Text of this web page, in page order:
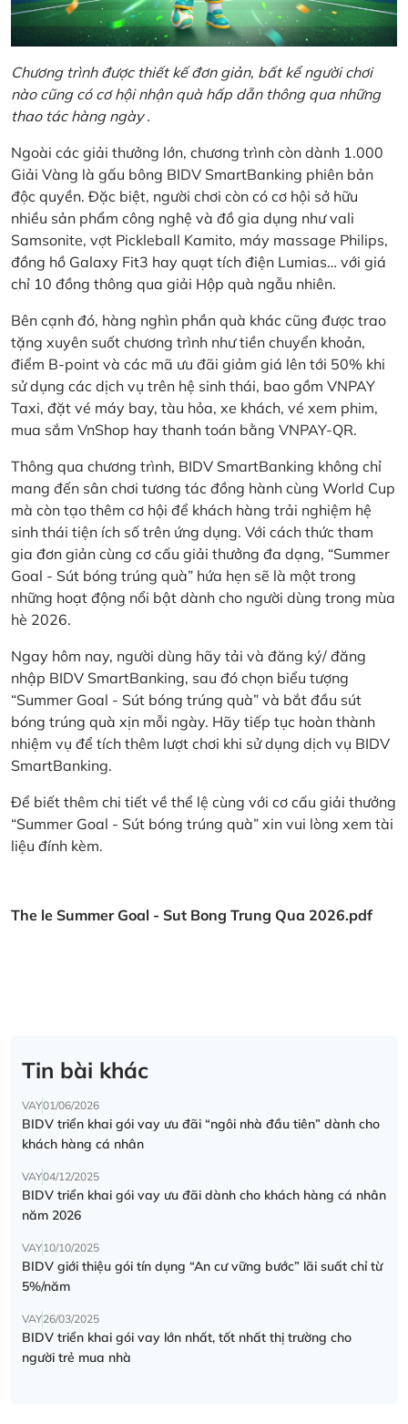
Chương trình được thiết kế đơn giản, bất kể người chơi
nào cũng có cơ hội nhận quà hấp dẫn thông qua những
thao tác hàng ngày .
Ngoài các giải thưởng lớn, chương trình còn dành 1.000
Giải Vàng là gấu bông BIDV SmartBanking phiên bản
độc quyền. Đặc biệt, người chơi còn có cơ hội sở hữu
nhiều sản phẩm công nghệ và đồ gia dụng như vali
Samsonite, vợt Pickleball Kamito, máy massage Philips,
đồng hồ Galaxy Fit3 hay quạt tích điện Lumias… với giá
chỉ 10 đồng thông qua giải Hộp quà ngẫu nhiên.
Bên cạnh đó, hàng nghìn phần quà khác cũng được trao
tặng xuyên suốt chương trình như tiền chuyển khoản,
điểm B-point và các mã ưu đãi giảm giá lên tới 50% khi
sử dụng các dịch vụ trên hệ sinh thái, bao gồm VNPAY
Taxi, đặt vé máy bay, tàu hỏa, xe khách, vé xem phim,
mua sắm VnShop hay thanh toán bằng VNPAY-QR.
Thông qua chương trình, BIDV SmartBanking không chỉ
mang đến sân chơi tương tác đồng hành cùng World Cup
mà còn tạo thêm cơ hội để khách hàng trải nghiệm hệ
sinh thái tiện ích số trên ứng dụng. Với cách thức tham
gia đơn giản cùng cơ cấu giải thưởng đa dạng, “Summer
Goal - Sút bóng trúng quà” hứa hẹn sẽ là một trong
những hoạt động nổi bật dành cho người dùng trong mùa
hè 2026.
Ngay hôm nay, người dùng hãy tải và đăng ký/ đăng
nhập BIDV SmartBanking, sau đó chọn biểu tượng
“Summer Goal - Sút bóng trúng quà” và bắt đầu sút
bóng trúng quà xịn mỗi ngày. Hãy tiếp tục hoàn thành
nhiệm vụ để tích thêm lượt chơi khi sử dụng dịch vụ BIDV
SmartBanking.
Để biết thêm chi tiết về thể lệ cùng với cơ cấu giải thưởng
“Summer Goal - Sút bóng trúng quà” xin vui lòng xem tài
liệu đính kèm.
The le Summer Goal - Sut Bong Trung Qua 2026.pdf
Tin bài khác
VAY01/06/2026
BIDV triển khai gói vay ưu đãi “ngôi nhà đầu tiên” dành cho
khách hàng cá nhân
VAY04/12/2025
BIDV triển khai gói vay ưu đãi dành cho khách hàng cá nhân
năm 2026
VAY10/10/2025
BIDV giới thiệu gói tín dụng “An cư vững bước” lãi suất chỉ từ
5%/năm
VAY26/03/2025
BIDV triển khai gói vay lớn nhất, tốt nhất thị trường cho
người trẻ mua nhà